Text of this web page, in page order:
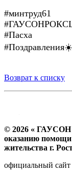
#минтруд61
#Пасха
#Поздравления☀️
Возврат к списку
© 2026 « ГАУСОН
оказанию помощи
жительства г.
официальный сайт